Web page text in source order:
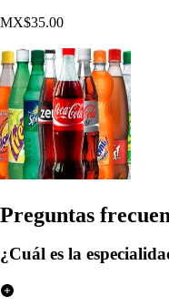
MX$35.00
Preguntas frecuen
¿Cuál es la